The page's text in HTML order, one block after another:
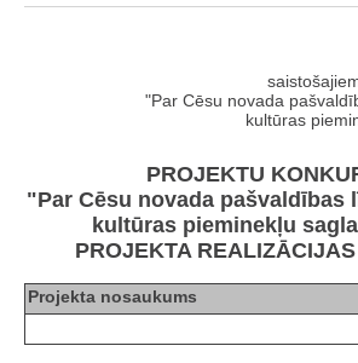
"Par Cēsu novada
kultūras
PROJEKTU
"Par Cēsu novada pašvaldības
kultūras pieminekļu
PROJEKTA
Projekta nosaukums